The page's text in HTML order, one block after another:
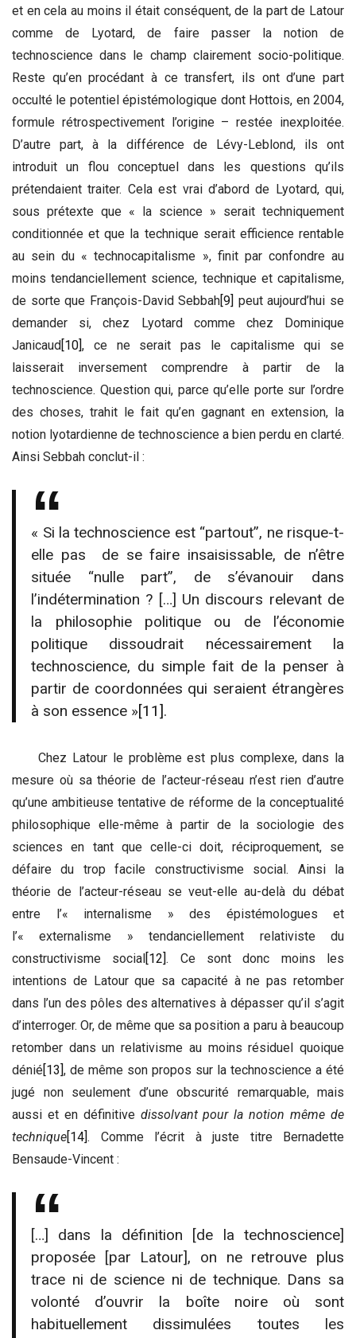
et en cela au moins il était conséquent, de la part de Latour
comme de Lyotard, de faire passer la notion de
technoscience dans le champ clairement socio-politique.
Reste qu’en procédant à ce transfert, ils ont d’une part
occulté le potentiel épistémologique dont Hottois, en 2004,
formule rétrospectivement l’origine – restée inexploitée.
D’autre part, à la différence de Lévy-Leblond, ils ont
introduit un flou conceptuel dans les questions qu’ils
prétendaient traiter. Cela est vrai d’abord de Lyotard, qui,
sous prétexte que « la science » serait techniquement
conditionnée et que la technique serait efficience rentable
au sein du « technocapitalisme », finit par confondre au
moins tendanciellement science, technique et capitalisme,
de sorte que François-David Sebbah[9] peut aujourd’hui se
demander si, chez Lyotard comme chez Dominique
Janicaud[10], ce ne serait pas le capitalisme qui se
laisserait inversement comprendre à partir de la
technoscience. Question qui, parce qu’elle porte sur l’ordre
des choses, trahit le fait qu’en gagnant en extension, la
notion lyotardienne de technoscience a bien perdu en clarté.
Ainsi Sebbah conclut-il :
« Si la technoscience est “partout”, ne risque-t-
elle pas de se faire insaisissable, de n’être
située “nulle part”, de s’évanouir dans
l’indétermination ? […] Un discours relevant de
la philosophie politique ou de l’économie
politique dissoudrait nécessairement la
technoscience, du simple fait de la penser à
partir de coordonnées qui seraient étrangères
à son essence »[11].
Chez Latour le problème est plus complexe, dans la
mesure où sa théorie de l’acteur-réseau n’est rien d’autre
qu’une ambitieuse tentative de réforme de la conceptualité
philosophique elle-même à partir de la sociologie des
sciences en tant que celle-ci doit, réciproquement, se
défaire du trop facile constructivisme social. Ainsi la
théorie de l’acteur-réseau se veut-elle au-delà du débat
entre l’« internalisme » des épistémologues et
l’« externalisme » tendanciellement relativiste du
constructivisme social[12]. Ce sont donc moins les
intentions de Latour que sa capacité à ne pas retomber
dans l’un des pôles des alternatives à dépasser qu’il s’agit
d’interroger. Or, de même que sa position a paru à beaucoup
retomber dans un relativisme au moins résiduel quoique
dénié[13], de même son propos sur la technoscience a été
jugé non seulement d’une obscurité remarquable, mais
aussi et en définitive dissolvant pour la notion même de
technique[14]. Comme l’écrit à juste titre Bernadette
Bensaude-Vincent :
[…] dans la définition [de la technoscience]
proposée [par Latour], on ne retrouve plus
trace ni de science ni de technique. Dans sa
volonté d’ouvrir la boîte noire où sont
habituellement dissimulées toutes les